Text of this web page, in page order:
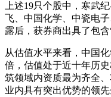
上述19只个股中，寒武
飞、中国化学、中瓷电
露后，获券商出具了包含
从估值水平来看，中国
倍，估值处于近十年历
筑领域内资质最为齐全
业内具有突出优势的领